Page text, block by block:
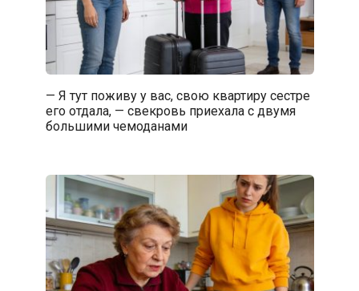
— Я тут поживу у вас, свою квартиру сестре
его отдала, — свекровь приехала с двумя
большими чемоданами